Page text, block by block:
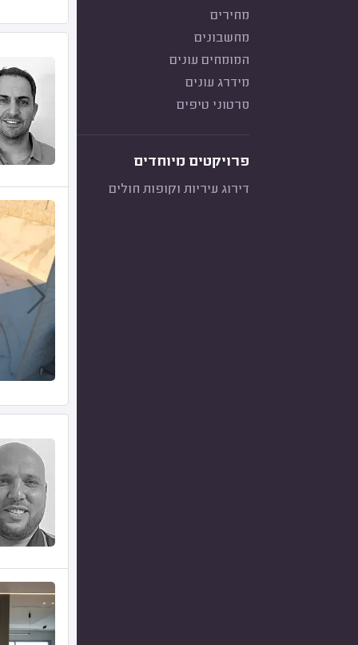
מחירים
מחשבונים
המומחים עונים
מידרג עונים
סרטוני טיפים
פרויקטים מיוחדים
דירוג עיריות וקופות חולים